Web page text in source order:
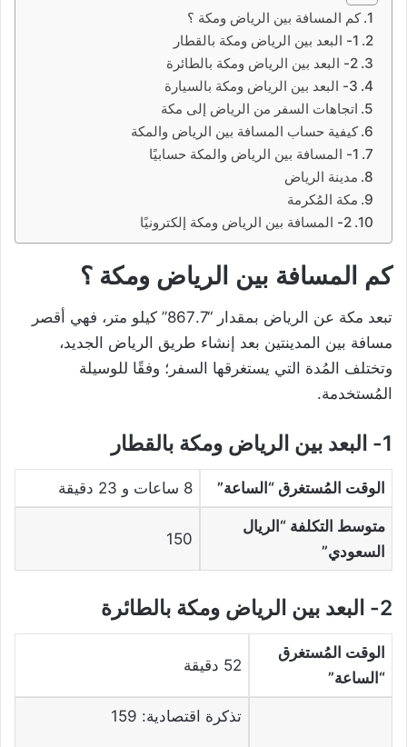
كم المسافة بين الرياض ومكة ؟
1- البعد بين الرياض ومكة بالقطار
2- البعد بين الرياض ومكة بالطائرة
3- البعد بين الرياض ومكة بالسيارة
اتجاهات السفر من الرياض إلى مكة
كيفية حساب المسافة بين الرياض والمكة
1- المسافة بين الرياض والمكة حسابيًا
مدينة الرياض
مكة المُكرمة
2- المسافة بين الرياض ومكة إلكترونيًا
كم المسافة بين الرياض ومكة ؟
تبعد مكة عن الرياض بمقدار “867.7” كيلو متر، فهي أقصر
مسافة بين المدينتين بعد إنشاء طريق الرياض الجديد،
وتختلف المُدة التي يستغرقها السفر؛ وفقًا للوسيلة
المُستخدمة.
1- البعد بين الرياض ومكة بالقطار
الوقت المُستغرق “الساعة” 8 ساعات و 23 دقيقة
متوسط التكلفة “الريال
السعودي”
150
2- البعد بين الرياض ومكة بالطائرة
الوقت المُستغرق
“الساعة”
52 دقيقة
تذكرة اقتصادية: 159